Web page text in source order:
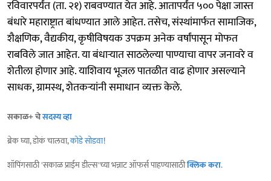
रविवारपर्यंत (ता. २१) राबवण्यात येत आहे. आतापर्यंत ५०० पेक्षा जास्त
बंधारे महाराष्ट्रात बांधण्यात आले आहेत. तसेच, संस्थांमार्फत सामाजिक,
शैक्षणिक, वैद्यकीय, कृषीविषयक उपक्रम अनेक वर्षांपासून मोफत
राबविले जात आहेत. या बंधाऱ्यात साठलेल्या पाण्याचा वापर जनावरे व
शेतीला होणार आहे. याशिवाय भूजल पातळीत वाढ होणार असल्याने
साधक, ग्रामस्थ, शेतकऱ्यांनी समाधान व्यक्त केले.
सकाळ+ चेसदस्य व्हा
ब्रेक घ्या, डोकं चालवा,कोडे सोडवा!
शॉपिंगसाठी 'सकाळ प्राईम डील्स'च्या भन्नाट ऑफर्स पाहण्यासाठीक्लिक करा.